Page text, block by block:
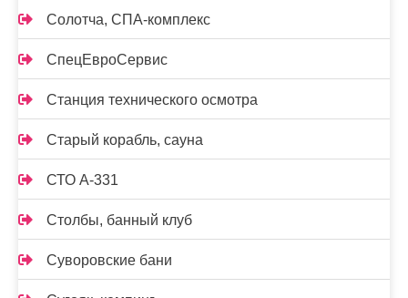
Солотча, СПА-комплекс
СпецЕвроСервис
Станция технического осмотра
Старый корабль, сауна
СТО А-331
Столбы, банный клуб
Суворовские бани